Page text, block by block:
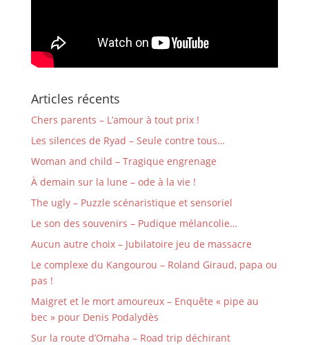
Articles récents
Chers parents – L’amour à tout prix !
Les silences de Ryad – Seule contre tous…
Woman and child – Tragique engrenage
À demain sur la lune – ode à la vie !
The ugly – Puzzle scénaristique et sensoriel
Le son des souvenirs – Pudique mélancolie…
Aucun autre choix – Jubilatoire jeu de massacre
Le complexe du Kangourou – Roland Giraud, papa ou
pas !
Maigret et le mort amoureux – Enquête « pipe au
bec » pour Denis Podalydès
Sur la route d’Omaha – Road trip déchirant